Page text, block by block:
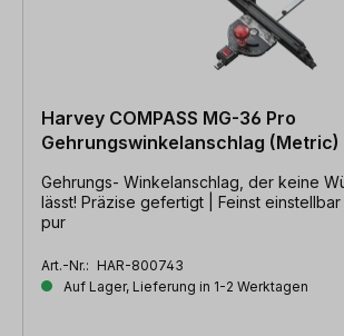
Harvey COMPASS MG-36 Pro
Gehrungswinkelanschlag (Metric)
Gehrungs- Winkelanschlag, der keine
lässt! Präzise gefertigt | Feinst einstellbar | Perfektion
pur
Art.-Nr.: HAR-800743
Auf Lager, Lieferung in 1-2 Werktagen